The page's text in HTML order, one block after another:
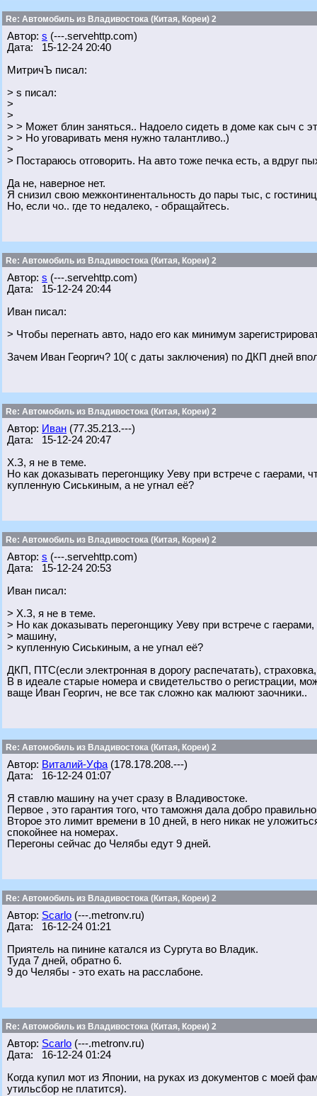
Re: Автомобиль из Владивостока (Китая, Кореи) 2
Автор: s (---.servehttp.com)
Дата: 15-12-24 20:40
МитричЪ писал:
> s писал:
>
>
> > Может блин заняться.. Надоело сидеть в доме как сыч с
> > Но уговаривать меня нужно талантливо..)
>
> Постараюсь отговорить. На авто тоже печка есть, а вдруг
Да не, наверное нет.
Я снизил свою межконтинентальность до пары тыс, с
Но, если чо.. где то недалеко, - обращайтесь.
Re: Автомобиль из Владивостока (Китая, Кореи) 2
Автор: s (---.servehttp.com)
Дата: 15-12-24 20:44
Иван писал:
> Чтобы перегнать авто, надо его как минимум
Зачем Иван Георгич? 10( с даты заключения) по ДКП дней
Re: Автомобиль из Владивостока (Китая, Кореи) 2
Автор: Иван (77.35.213.---)
Дата: 15-12-24 20:47
Х.З, я не в теме.
Но как доказывать перегонщику Уеву при встрече с гаерами,
купленную Сиськиным, а не угнал её?
Re: Автомобиль из Владивостока (Китая, Кореи) 2
Автор: s (---.servehttp.com)
Дата: 15-12-24 20:53
Иван писал:
> Х.З, я не в теме.
> Но как доказывать перегонщику Уеву при встрече с гаерами,
> машину,
> купленную Сиськиным, а не угнал её?
ДКП, ПТС(если электронная в дорогу распечатать),
В в идеале старые номера и свидетельство о регистрации,
ваще Иван Георгич, не все так сложно как малюют заочники..
Re: Автомобиль из Владивостока (Китая, Кореи) 2
Автор: Виталий-Уфа (178.178.208.---)
Дата: 16-12-24 01:07
Я ставлю машину на учет сразу в Владивостоке.
Первое , это гарантия того, что таможня дала добро
Второе это лимит времени в 10 дней, в него никак не
спокойнее на номерах.
Перегоны сейчас до Челябы едут 9 дней.
Re: Автомобиль из Владивостока (Китая, Кореи) 2
Автор: Scarlo (---.metronv.ru)
Дата: 16-12-24 01:21
Приятель на пинине катался из Сургута во Владик.
Туда 7 дней, обратно 6.
9 до Челябы - это ехать на расслабоне.
Re: Автомобиль из Владивостока (Китая, Кореи) 2
Автор: Scarlo (---.metronv.ru)
Дата: 16-12-24 01:24
Когда купил мот из Японии, на руках из документов с моей
утильсбор не платится).